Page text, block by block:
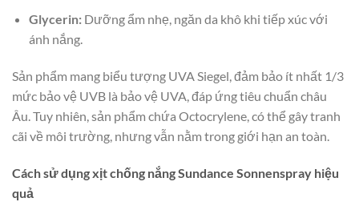
Glycerin:Dưỡng ẩm nhẹ, ngăn da khô khi tiếp xúc với
ánh nắng.
Sản phẩm mang biểu tượng UVA Siegel, đảm bảo ít nhất 1/3
mức bảo vệ UVB là bảo vệ UVA, đáp ứng tiêu chuẩn châu
Âu. Tuy nhiên, sản phẩm chứa Octocrylene, có thể gây tranh
cãi về môi trường, nhưng vẫn nằm trong giới hạn an toàn.
Cách sử dụng xịt chống nắng Sundance Sonnenspray hiệu
quả